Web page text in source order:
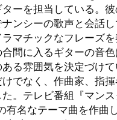
名なテーマ曲を作曲し
時のキャピトル・レコ
り、このアルバム以外で
作品を支えた重要なミュ
この名曲に触れてみると
で歌うナンシーのチャー
り、60年以上たった今も
の耳を楽しませてくれて